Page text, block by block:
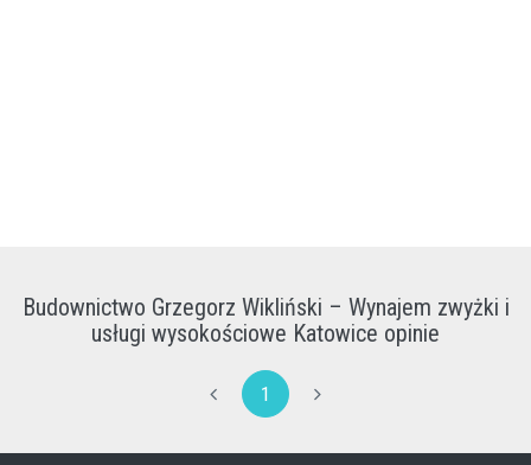
Budownictwo Grzegorz Wikliński – Wynajem zwyżki i
usługi wysokościowe Katowice opinie
1